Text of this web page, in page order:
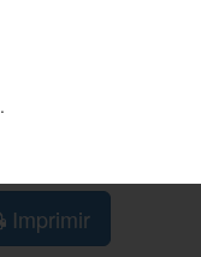
Imprimir